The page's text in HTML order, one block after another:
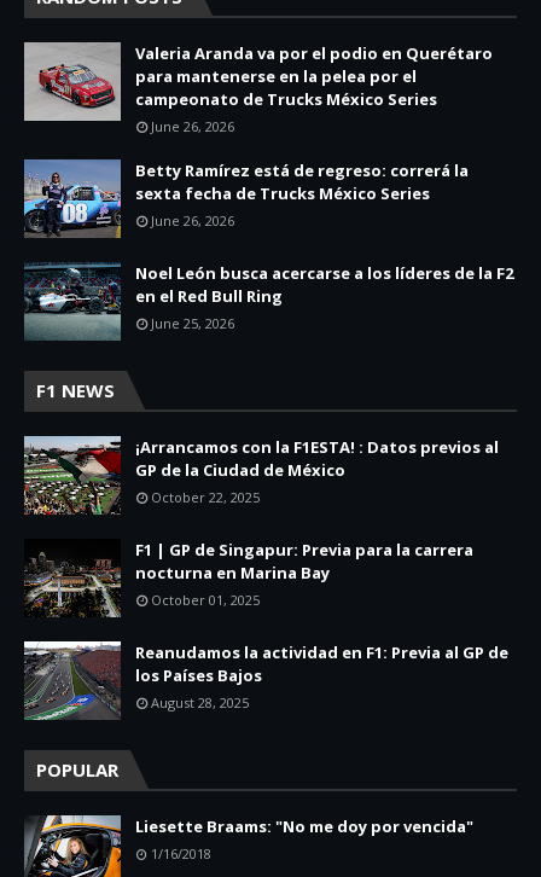
Valeria Aranda va por el podio en Querétaro
para mantenerse en la pelea por el
campeonato de Trucks México Series
June 26, 2026
Betty Ramírez está de regreso: correrá la
sexta fecha de Trucks México Series
June 26, 2026
Noel León busca acercarse a los líderes de la F2
en el Red Bull Ring
June 25, 2026
F1 NEWS
¡Arrancamos con la F1ESTA! : Datos previos al
GP de la Ciudad de México
October 22, 2025
F1 | GP de Singapur: Previa para la carrera
nocturna en Marina Bay
October 01, 2025
Reanudamos la actividad en F1: Previa al GP de
los Países Bajos
August 28, 2025
POPULAR
Liesette Braams: "No me doy por vencida"
1/16/2018